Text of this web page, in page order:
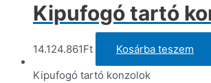
Kipufogó tartó
14.124.861Ft
Kosárba teszem
Kipufogó tartó konzolok